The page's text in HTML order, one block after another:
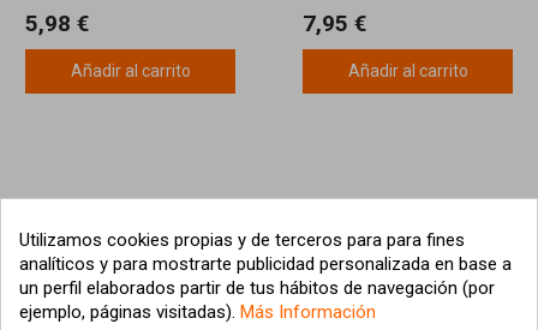
5,98 €
Añadir al carrito
7,95 €
Añadir al carrito
Utilizamos cookies propias y de terceros para para fines
analíticos y para mostrarte publicidad personalizada en base a
un perfil elaborados partir de tus hábitos de navegación (por
ejemplo, páginas visitadas). Más Información